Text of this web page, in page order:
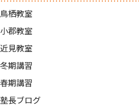
鳥栖教室
小郡教室
近見教室
冬期講習
春期講習
塾長ブログ